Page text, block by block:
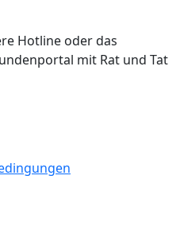
Hotline oder das
mit Rat und Tat